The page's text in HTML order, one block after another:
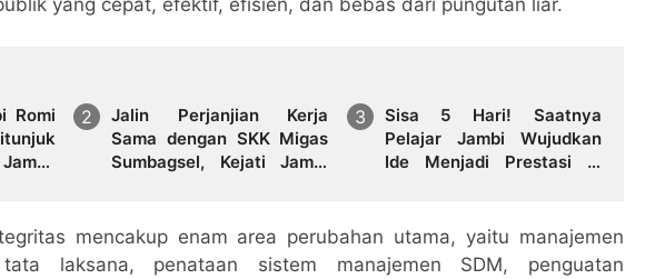
Romi
Jalin Perjanjian Kerja
Sama dengan SKK Migas
Sumbagsel, Kejati Jambi
Sisa 5 Hari! Saatnya
Pelajar Jambi Wujudkan
Ide Menjadi Prestasi di
mencakup enam area perubahan utama, yaitu manajemen
laksana, penataan sistem manajemen SDM, penguatan